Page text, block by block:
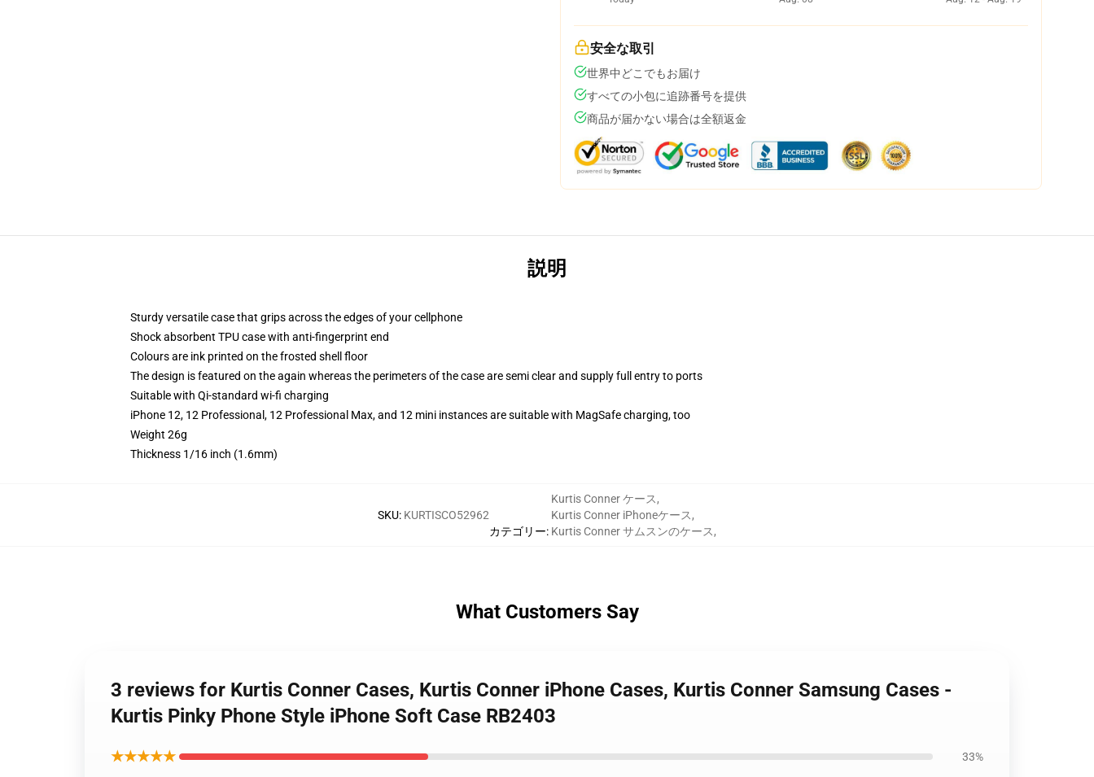
安全な取引
世界中どこでもお届け
すべての小包に追跡番号を提供
商品が届かない場合は全額返金
説明
Sturdy versatile case that grips across the edges of your cellphone
Shock absorbent TPU case with anti-fingerprint end
Colours are ink printed on the frosted shell floor
The design is featured on the again whereas the perimeters of the case are semi clear and supply full entry to ports
Suitable with Qi-standard wi-fi charging
iPhone 12, 12 Professional, 12 Professional Max, and 12 mini instances are suitable with MagSafe charging, too
Weight 26g
Thickness 1/16 inch (1.6mm)
SKU: KURTISCO52962
カテゴリー:
Kurtis Conner ケース,
Kurtis Conner iPhoneケース,
Kurtis Conner サムスンのケース,
What Customers Say
3 reviews for Kurtis Conner Cases, Kurtis Conner iPhone Cases, Kurtis Conner Samsung Cases -
Kurtis Pinky Phone Style iPhone Soft Case RB2403
★★★★★ 33%